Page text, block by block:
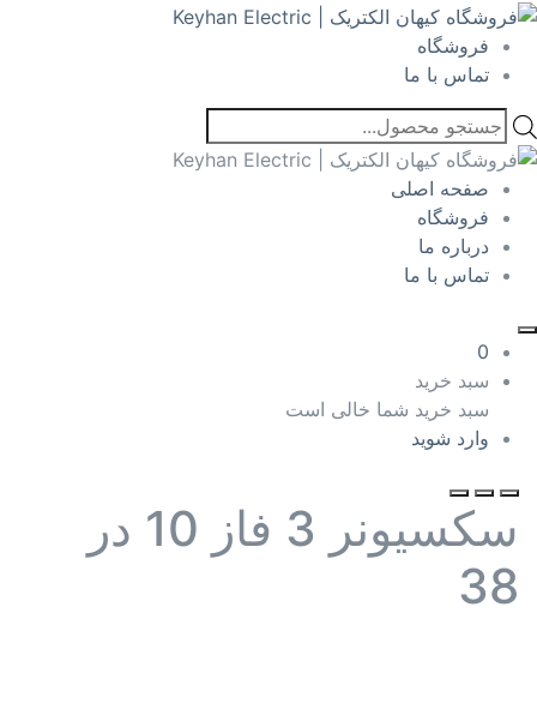
فروشگاه
تماس با ما
Products
search
صفحه اصلی
فروشگاه
درباره ما
تماس با ما
0
سبد خرید
سبد خرید شما خالی است
وارد شوید
سکسیونر 3 فاز 10 در
38